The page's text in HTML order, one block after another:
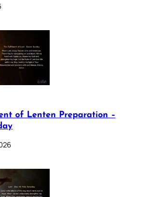
of Lenten Preparation –